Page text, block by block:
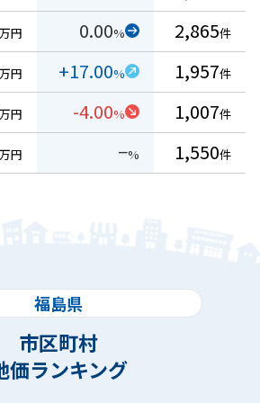
万円 0.00% 2,865件
万円 +17.00% 1,957件
万円 -4.00% 1,007件
万円 −% 1,550件
福島県
市区町村
価ランキング